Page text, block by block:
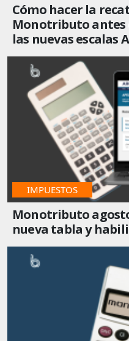
Cómo hacer la
Monotributo antes
las nuevas escalas
IMPUESTOS
Monotributo agosto
nueva tabla y